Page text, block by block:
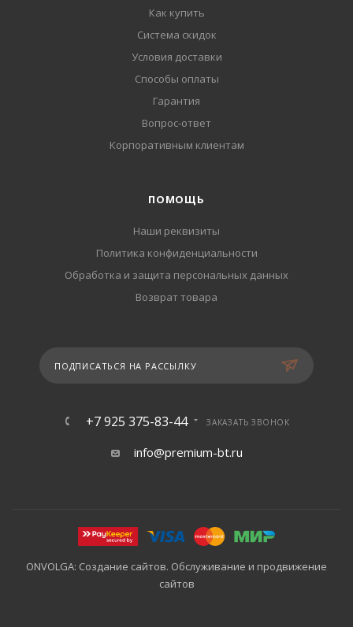
Как купить
Система скидок
Условия доставки
Способы оплаты
Гарантия
Вопрос-ответ
Корпоративным клиентам
ПОМОЩЬ
Наши реквизиты
Политика конфиденциальности
Обработка и защита персональных данных
Возврат товара
ПОДПИСАТЬСЯ НА РАССЫЛКУ
+7 925 375-83-44 ЗАКАЗАТЬ ЗВОНОК
info@premium-bt.ru
ONVOLGA: Создание сайтов. Обслуживание и продвижение
сайтов